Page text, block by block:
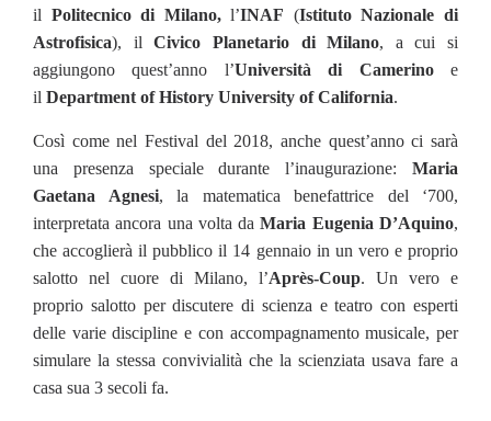
il Politecnico di Milano,l’INAF (Istituto Nazionale di
Astrofisica), il Civico Planetario di Milano,
a cui si
aggiungono quest’anno l’Università di Camerinoe
il Department of History University of California.
Così come nel Festival del 2018, anche quest’anno ci sarà
una presenza speciale durante l’inaugurazione: Maria
Gaetana Agnesi, la matematica benefattrice del ‘700,
interpretata ancora una volta daMaria Eugenia D’Aquino,
che accoglierà il pubblico il 14 gennaio in un vero e proprio
salotto nel cuore di Milano, l’Après-Coup. Un vero e
proprio salotto per discutere di scienza e teatro con esperti
delle varie discipline e con accompagnamento musicale, per
simulare la stessa convivialità che la scienziata usava fare a
casa sua 3 secoli fa.